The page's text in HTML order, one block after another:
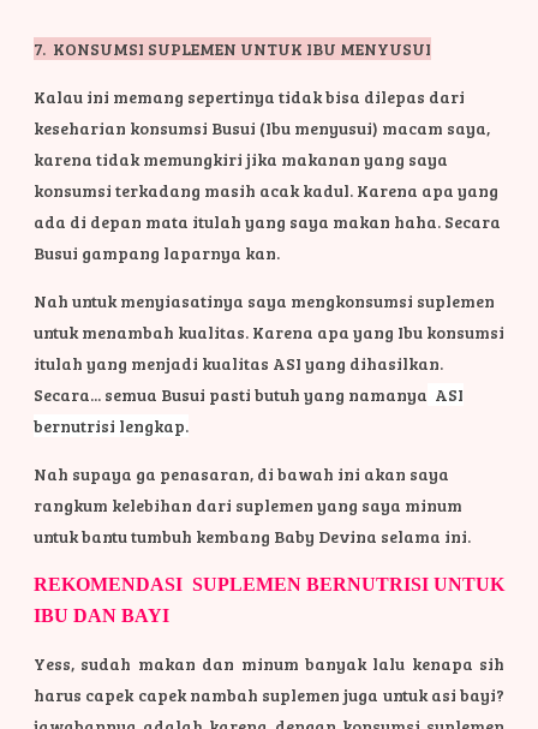
7. KONSUMSI SUPLEMEN UNTUK IBU MENYUSUI
Kalau ini memang sepertinya tidak bisa dilepas dari
keseharian konsumsi Busui (Ibu menyusui) macam saya,
karena tidak memungkiri jika makanan yang saya
konsumsi terkadang masih acak kadul. Karena apa yang
ada di depan mata itulah yang saya makan haha. Secara
Busui gampang laparnya kan.
Nah untuk menyiasatinya saya mengkonsumsi suplemen
untuk menambah kualitas. Karena apa yang Ibu konsumsi
itulah yang menjadi kualitas ASI yang dihasilkan.
Secara... semua Busui pasti butuh yang namanya ASI
bernutrisi lengkap.
Nah supaya ga penasaran, di bawah ini akan saya
rangkum kelebihan dari suplemen yang saya minum
untuk bantu tumbuh kembang Baby Devina selama ini.
REKOMENDASI SUPLEMEN BERNUTRISI UNTUK
IBU DAN BAYI
Yess, sudah makan dan minum banyak lalu kenapa sih
harus capek capek nambah suplemen juga untuk asi bayi?